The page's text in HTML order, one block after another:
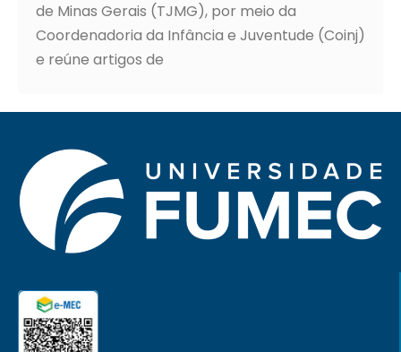
de Minas Gerais (TJMG), por meio da
Coordenadoria da Infância e Juventude (Coinj)
e reúne artigos de